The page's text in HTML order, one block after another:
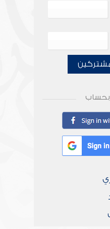
بحساب